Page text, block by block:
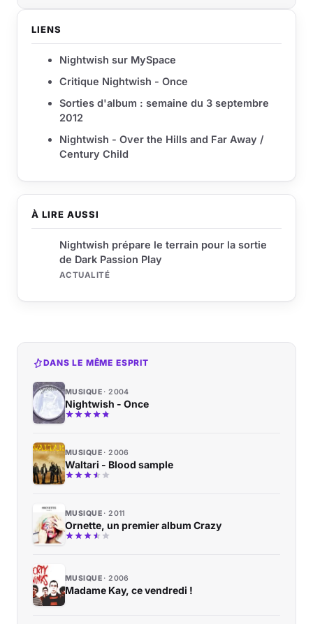
À LIRE AUSSI
Nightwish prépare le terrain pour la sortie
de Dark Passion Play
ACTUALITÉ
LIENS
Nightwish sur MySpace
Critique Nightwish - Once
Sorties d'album : semaine du 3 septembre
2012
Nightwish - Over the Hills and Far Away /
Century Child
DANS LE MÊME ESPRIT
MUSIQUE 2004
Nightwish - Once
MUSIQUE 2006
Waltari - Blood sample
MUSIQUE 2011
Ornette, un premier album Crazy
MUSIQUE 2006
Madame Kay, ce vendredi !